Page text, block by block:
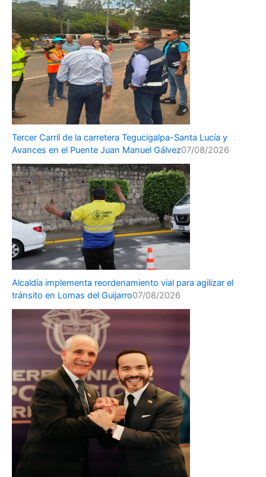
Tercer Carril de la carretera Tegucigalpa-Santa Lucía y
Avances en el Puente Juan Manuel Gálvez07/08/2026
Alcaldía implementa reordenamiento vial para agilizar el
tránsito en Lomas del Guijarro07/08/2026